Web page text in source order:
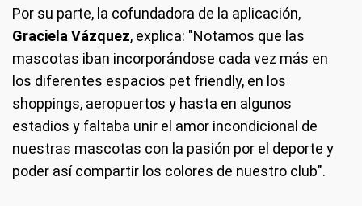
Por su parte, la cofundadora de la aplicación,
Graciela Vázquez, explica: "Notamos que las
mascotas iban incorporándose cada vez más en
los diferentes espacios pet friendly, en los
shoppings, aeropuertos y hasta en algunos
estadios y faltaba unir el amor incondicional de
nuestras mascotas con la pasión por el deporte y
poder así compartir los colores de nuestro club".